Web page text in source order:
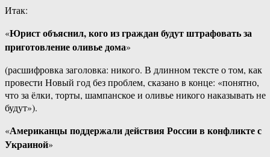
Итак:
«Юрист объяснил, кого из граждан будут штрафовать за
приготовление оливье дома»
(расшифровка заголовка: никого. В длинном тексте о том, как
провести Новый год без проблем, сказано в конце: «понятно,
что за ёлки, торты, шампанское и оливье никого наказывать не
будут»).
«Американцы поддержали действия России в конфликте с
Украиной»